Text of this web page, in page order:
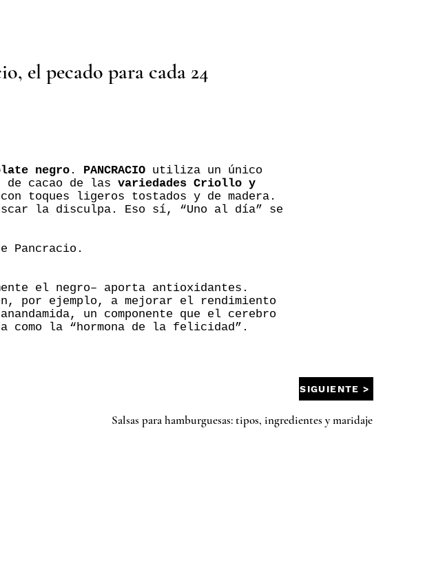
el pecado para cada 24
negro . PANCRACIO utiliza un único
de cacao de las variedades Criollo y
toques ligeros tostados y de madera.
la disculpa. Eso sí, “Uno al día” se
Pancracio.
el negro– aporta antioxidantes.
por ejemplo, a mejorar el rendimiento
un componente que el cerebro
la “hormona de la felicidad”.
SIGUIENTE >
Salsas para hamburguesas: tipos, ingredientes y maridaje